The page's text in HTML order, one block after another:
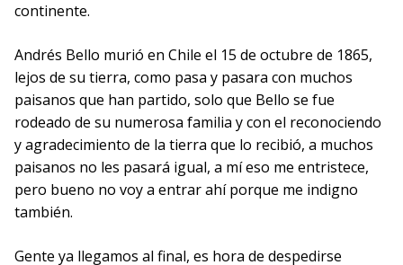
continente.
Andrés Bello murió en Chile el 15 de octubre de 1865,
lejos de su tierra, como pasa y pasara con muchos
paisanos que han partido, solo que Bello se fue
rodeado de su numerosa familia y con el reconociendo
y agradecimiento de la tierra que lo recibió, a muchos
paisanos no les pasará igual, a mí eso me entristece,
pero bueno no voy a entrar ahí porque me indigno
también.
Gente ya llegamos al final, es hora de despedirse